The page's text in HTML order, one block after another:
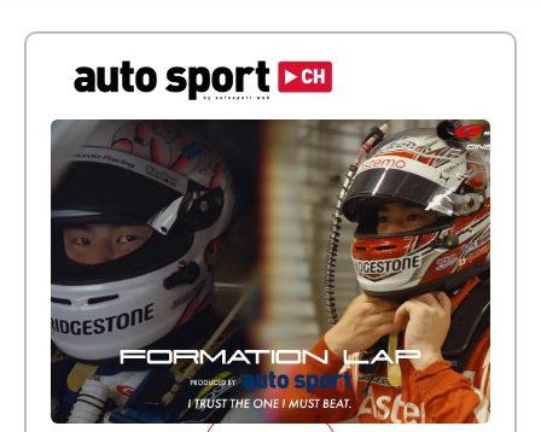
倒す相手を、信じてる。小林利徠斗 × 野村勇斗
【FORMATION LAP Produced by auto sport】
2026 Episode 2